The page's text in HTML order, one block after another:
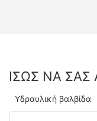
ΊΣΩΣ ΝΑ ΣΑΣ
Υδραυλική βαλβίδα